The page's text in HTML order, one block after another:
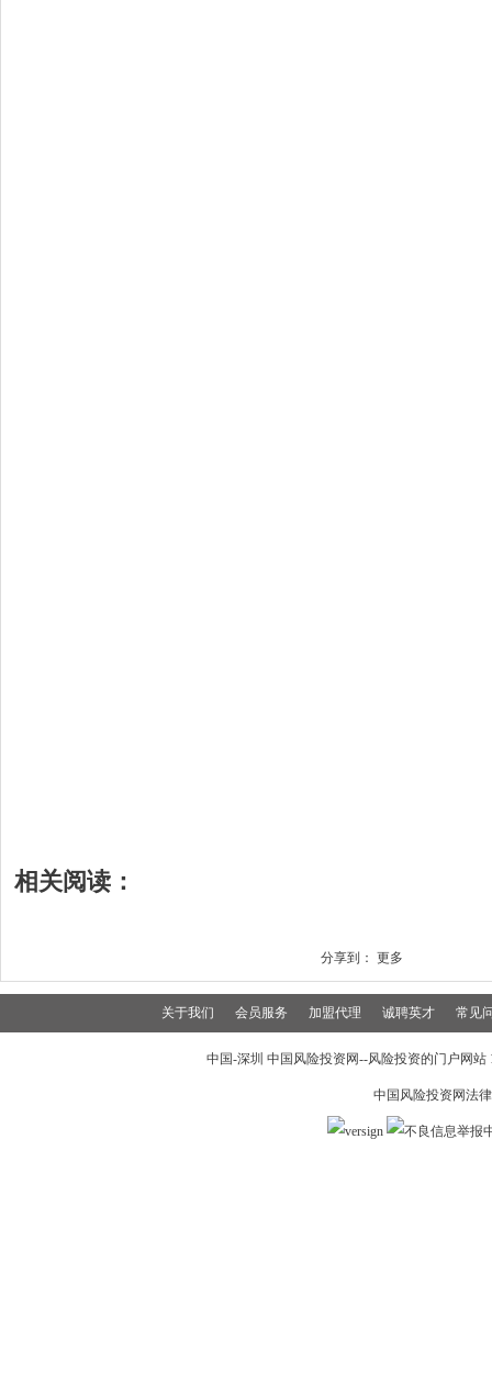
相关阅读：
分享到： 更多
关于我们 会员服务 加盟代理 诚聘英才 常见
中国-深圳 中国风险投资网--风险投资的门户网
中国风险投资网法